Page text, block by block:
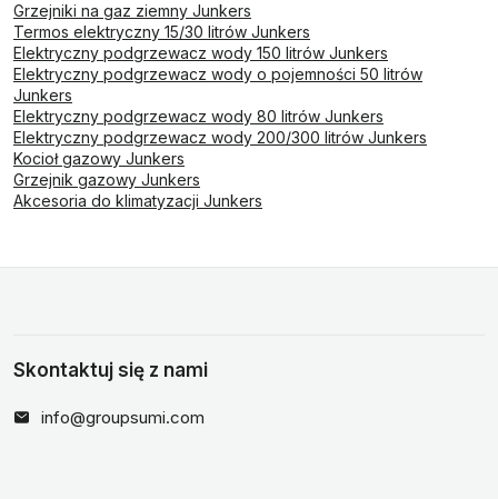
Grzejniki na gaz ziemny Junkers
Termos elektryczny 15/30 litrów Junkers
Elektryczny podgrzewacz wody 150 litrów Junkers
Elektryczny podgrzewacz wody o pojemności 50 litrów
Junkers
Elektryczny podgrzewacz wody 80 litrów Junkers
Elektryczny podgrzewacz wody 200/300 litrów Junkers
Kocioł gazowy Junkers
Grzejnik gazowy Junkers
Akcesoria do klimatyzacji Junkers
Skontaktuj się z nami
info@groupsumi.com